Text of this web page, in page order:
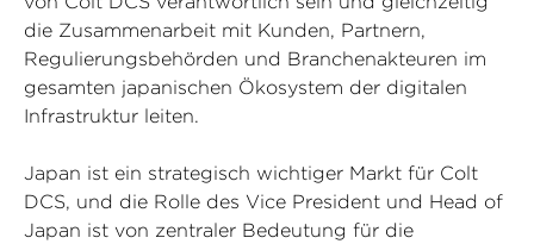
die Zusammenarbeit mit Kunden, Partnern,
Regulierungsbehörden und Branchenakteuren im
gesamten japanischen Ökosystem der digitalen
Infrastruktur leiten.
Japan ist ein strategisch wichtiger Markt für Colt
DCS, und die Rolle des Vice President und Head of
Japan ist von zentraler Bedeutung für die